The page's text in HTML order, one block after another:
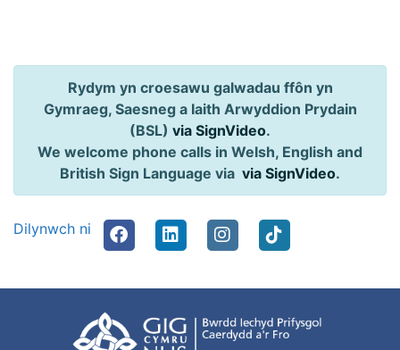
Rydym yn croesawu galwadau ffôn yn
Gymraeg, Saesneg a Iaith Arwyddion Prydain
(BSL) via SignVideo.
We welcome phone calls in Welsh, English and
British Sign Language via via SignVideo.
Dilynwch ni